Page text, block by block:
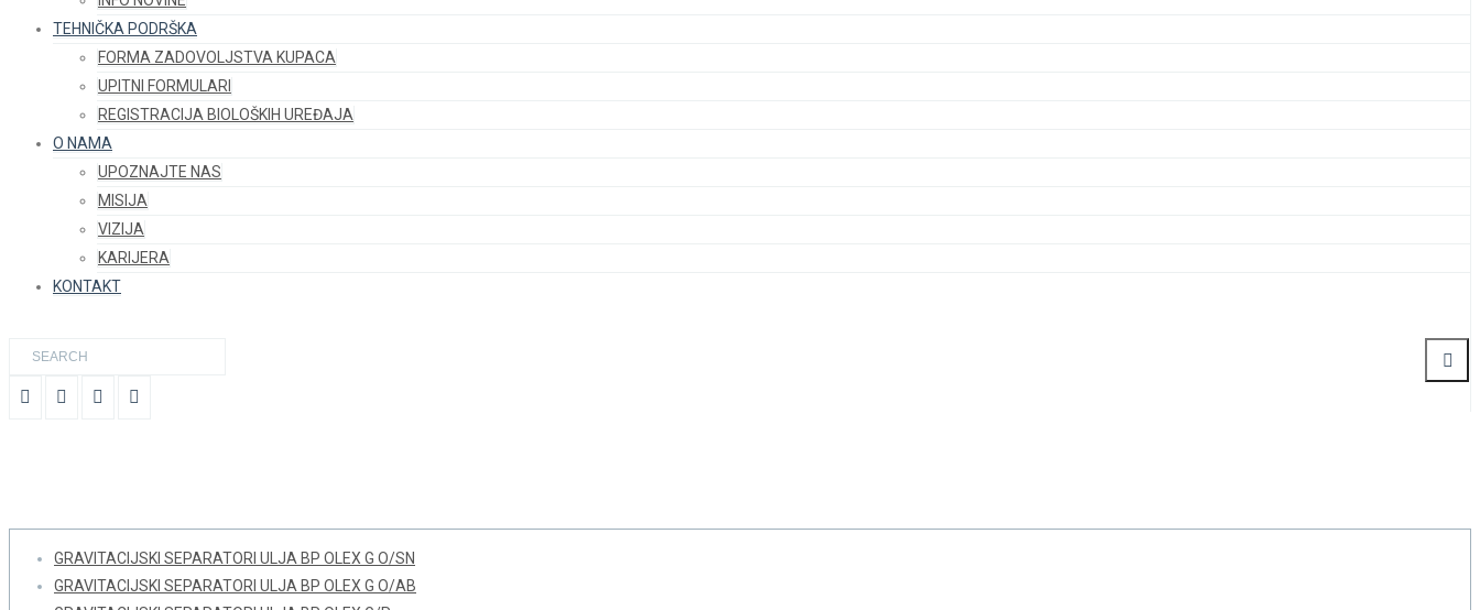
TEHNIČKA PODRŠKA
FORMA ZADOVOLJSTVA KUPACA
UPITNI FORMULARI
REGISTRACIJA BIOLOŠKIH UREĐAJA
O NAMA
UPOZNAJTE NAS
MISIJA
VIZIJA
KARIJERA
KONTAKT
GRAVITACIJSKI SEPARATORI ULJA BP OLEX G O/SN
GRAVITACIJSKI SEPARATORI ULJA BP OLEX G O/AB